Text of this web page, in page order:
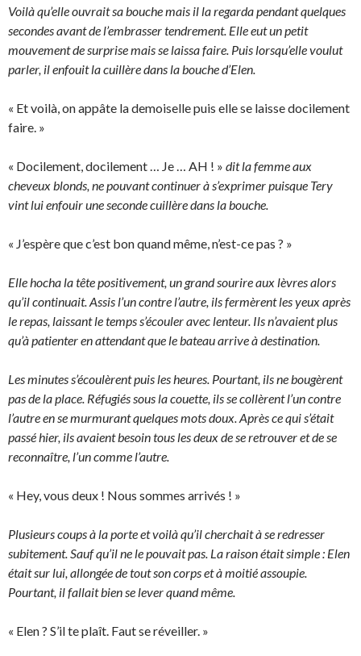
Voilà qu’elle ouvrait sa bouche mais il la regarda pendant quelques
secondes avant de l’embrasser tendrement. Elle eut un petit
mouvement de surprise mais se laissa faire. Puis lorsqu’elle voulut
parler, il enfouit la cuillère dans la bouche d’Elen.
« Et voilà, on appâte la demoiselle puis elle se laisse docilement
faire. »
« Docilement, docilement … Je … AH ! » dit la femme aux
cheveux blonds, ne pouvant continuer à s’exprimer puisque Tery
vint lui enfouir une seconde cuillère dans la bouche.
« J’espère que c’est bon quand même, n’est-ce pas ? »
Elle hocha la tête positivement, un grand sourire aux lèvres alors
qu’il continuait. Assis l’un contre l’autre, ils fermèrent les yeux après
le repas, laissant le temps s’écouler avec lenteur. Ils n’avaient plus
qu’à patienter en attendant que le bateau arrive à destination.
Les minutes s’écoulèrent puis les heures. Pourtant, ils ne bougèrent
pas de la place. Réfugiés sous la couette, ils se collèrent l’un contre
l’autre en se murmurant quelques mots doux. Après ce qui s’était
passé hier, ils avaient besoin tous les deux de se retrouver et de se
reconnaître, l’un comme l’autre.
« Hey, vous deux ! Nous sommes arrivés ! »
Plusieurs coups à la porte et voilà qu’il cherchait à se redresser
subitement. Sauf qu’il ne le pouvait pas. La raison était simple : Elen
était sur lui, allongée de tout son corps et à moitié assoupie.
Pourtant, il fallait bien se lever quand même.
« Elen ? S’il te plaît. Faut se réveiller. »